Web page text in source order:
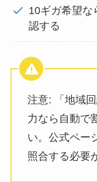
10ギガ希望な
認する
注意: 「地域
力なら自動で
い。公式ペー
照合する必要